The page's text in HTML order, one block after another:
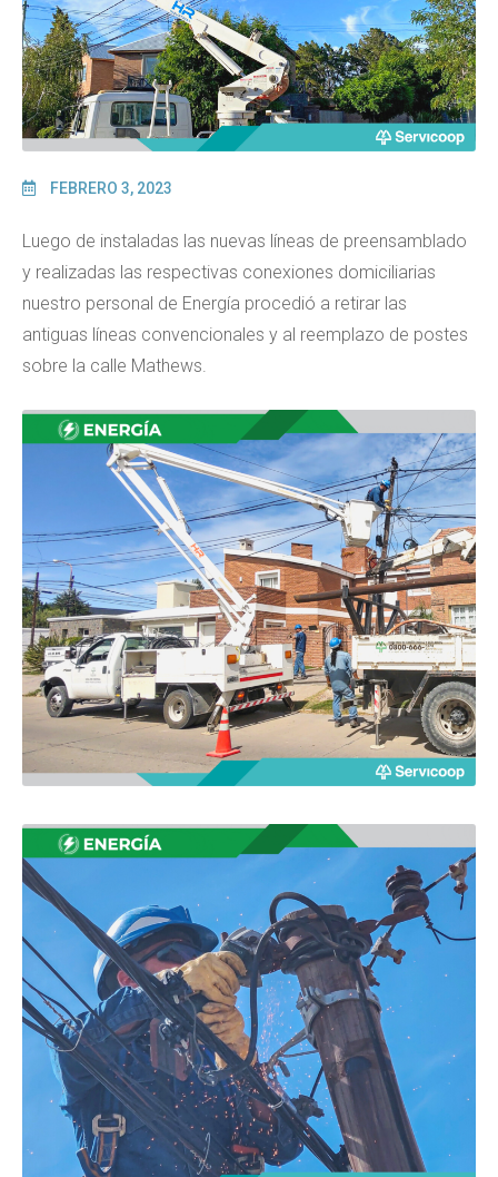
FEBRERO 3, 2023
Luego de instaladas las nuevas líneas de preensamblado
y realizadas las respectivas conexiones domiciliarias
nuestro personal de Energía procedió a retirar las
antiguas líneas convencionales y al reemplazo de postes
sobre la calle Mathews.